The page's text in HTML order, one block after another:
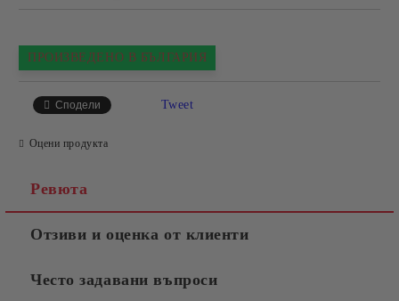
ПРОИЗВЕДЕНО В БЪЛГАРИЯ
Сподели Tweet
Оцени продукта
Ревюта
Отзиви и оценка от клиенти
Често задавани въпроси